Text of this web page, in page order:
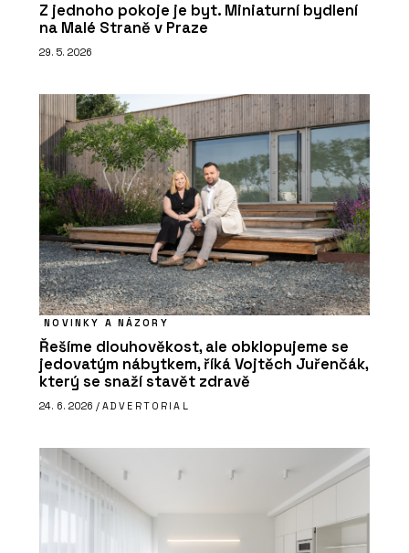
Z jednoho pokoje je byt. Miniaturní bydlení
na Malé Straně v Praze
29. 5. 2026
NOVINKY A NÁZORY
Řešíme dlouhověkost, ale obklopujeme se
jedovatým nábytkem, říká Vojtěch Juřenčák,
který se snaží stavět zdravě
24. 6. 2026 / ADVERTORIAL